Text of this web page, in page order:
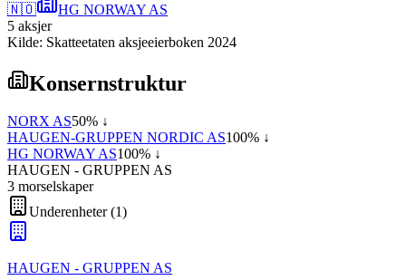
🇳🇴
HG NORWAY AS
5 aksjer
Kilde: Skatteetaten aksjeeierboken 2024
Konsernstruktur
NORX AS50% ↓
HAUGEN-GRUPPEN NORDIC AS100% ↓
HG NORWAY AS100% ↓
HAUGEN - GRUPPEN AS
3 morselskaper
Underenheter(1)
HAUGEN - GRUPPEN AS